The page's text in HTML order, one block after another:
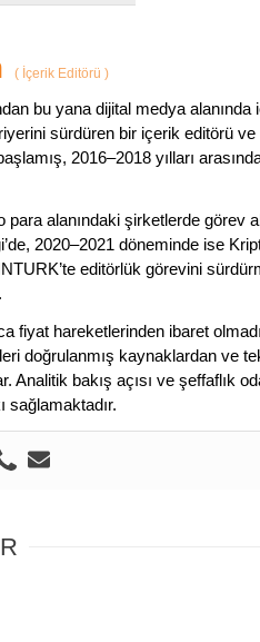
( İçerik Editörü )
bu yana dijital medya
sürdüren bir içerik editörü
2016–2018 yılları
para alanındaki şirketlerde görev
2020–2021 döneminde ise
editörlük görevini
fiyat hareketlerinden ibaret
doğrulanmış kaynaklardan ve
Analitik bakış açısı ve şeffaflık
sağlamaktadır.